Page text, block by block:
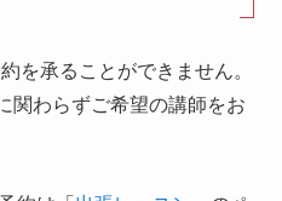
を承ることができません。
関わらずご希望の講師をお